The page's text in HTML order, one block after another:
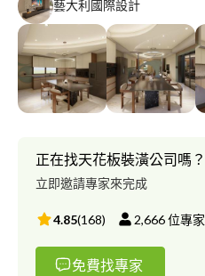
藝大利國際設計
正在找天花板裝潢公司嗎？
立即邀請專家來完成
4.85(168) 2,666位專家
免費找專家